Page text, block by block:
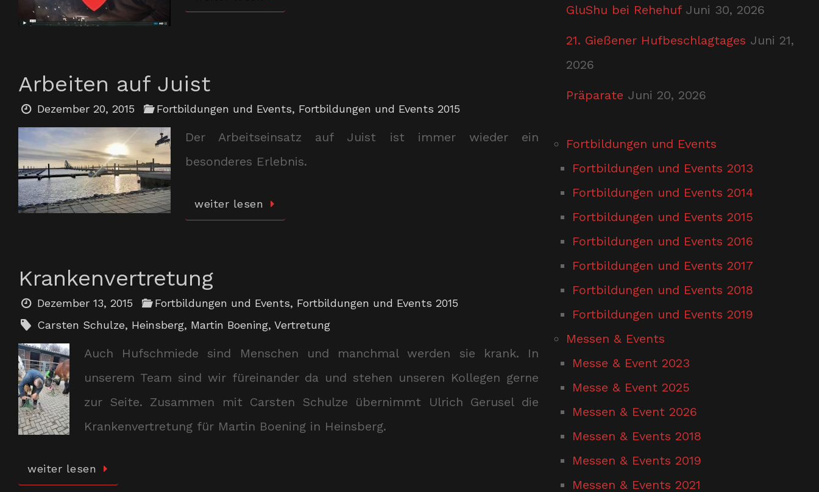
Arbeiten auf Juist
Dezember 20, 2015 Fortbildungen und Events, Fortbildungen und Events 2015
Der Arbeitseinsatz auf Juist ist immer wieder ein
besonderes Erlebnis.
weiter lesen
Krankenvertretung
Dezember 13, 2015 Fortbildungen und Events, Fortbildungen und Events 2015
Carsten Schulze, Heinsberg, Martin Boening, Vertretung
Auch Hufschmiede sind Menschen und manchmal werden sie krank. In
unserem Team sind wir füreinander da und stehen unseren Kollegen gerne
zur Seite. Zusammen mit Carsten Schulze übernimmt Ulrich Gerusel die
Krankenvertretung für Martin Boening in Heinsberg.
weiter lesen
GluShu bei Rehehuf Juni 30, 2026
21. Gießener Hufbeschlagtages Juni 21,
2026
Präparate Juni 20, 2026
Fortbildungen und Events
Fortbildungen und Events 2013
Fortbildungen und Events 2014
Fortbildungen und Events 2015
Fortbildungen und Events 2016
Fortbildungen und Events 2017
Fortbildungen und Events 2018
Fortbildungen und Events 2019
Messen & Events
Messe & Event 2023
Messe & Event 2025
Messen & Event 2026
Messen & Events 2018
Messen & Events 2019
Messen & Events 2021